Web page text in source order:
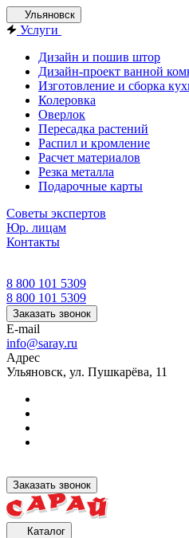
Ульяновск
Услуги
Дизайн и пошив штор
Дизайн-проект ванной
Изготовление и сборка
Колеровка
Оверлок
Пересадка растений
Распил и кромление
Расчет материалов
Резка металла
Подарочные карты
Советы экспертов
Юр. лицам
Контакты
8 800 101 5309
8 800 101 5309
Заказать звонок
E-mail
info@saray.ru
Адрес
Ульяновск, ул. Пушкарёва, 11
Заказать звонок
Каталог